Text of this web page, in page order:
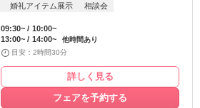
婚礼アイテム展示 相談会
09:30~
10:00~
13:00~
14:00~
他時間あり
目安：2時間30分
詳しく見る
フェアを予約する